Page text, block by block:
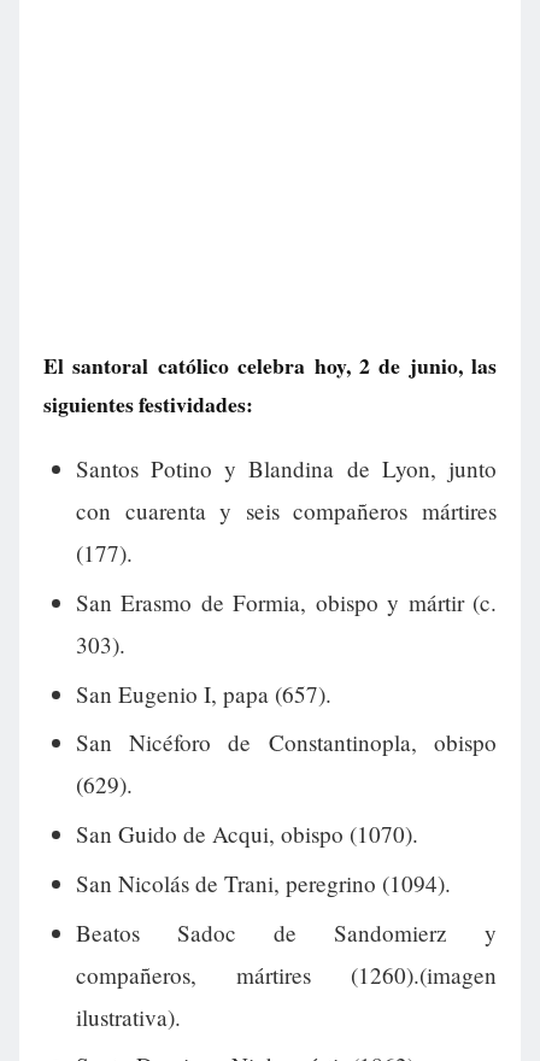
El santoral católico celebra hoy, 2 de junio, las
siguientes festividades:
Santos Potino y Blandina de Lyon, junto
con cuarenta y seis compañeros mártires
(177).
San Erasmo de Formia, obispo y mártir (c.
303).
San Eugenio I, papa (657).
San Nicéforo de Constantinopla, obispo
(629).
San Guido de Acqui, obispo (1070).
San Nicolás de Trani, peregrino (1094).
Beatos Sadoc de Sandomierz y
compañeros, mártires (1260).(imagen
ilustrativa).